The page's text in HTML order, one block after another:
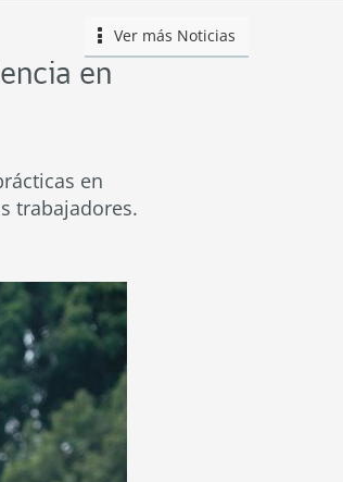
icono
Ver más Noticias
en
en
trabajadores.